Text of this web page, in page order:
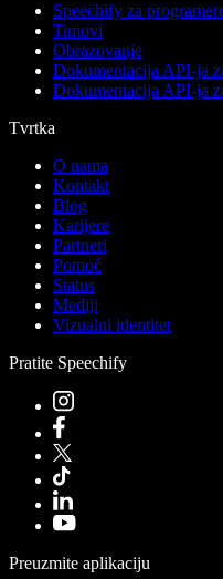
Speechify za
Timovi
Obrazovanje
Dokumentacija API-ja
Dokumentacija API-ja
Tvrtka
O nama
Kontakt
Blog
Karijere
Partneri
Pomoć
Status
Mediji
Vizualni identitet
Pratite Speechify
Preuzmite aplikaciju